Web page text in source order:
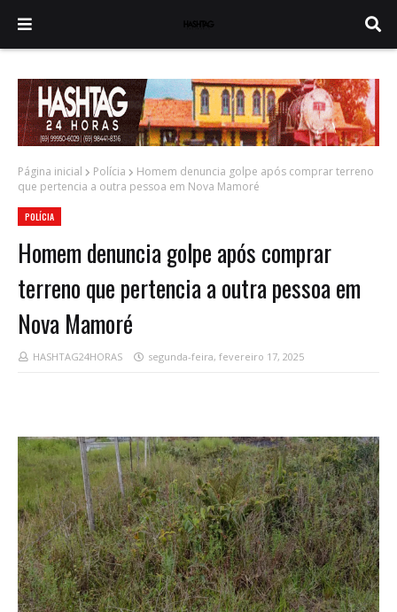
Página inicial Polícia
Homem denuncia golpe após comprar terreno
que pertencia a outra pessoa em Nova Mamoré
POLÍCIA
Homem denuncia golpe após comprar
terreno que pertencia a outra pessoa em
Nova Mamoré
HASHTAG24HORAS segunda-feira, fevereiro 17, 2025